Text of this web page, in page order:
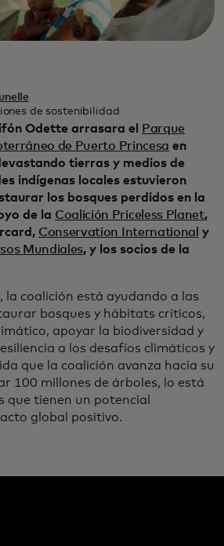
de sostenibilidad
Odette arrasara el
Parque
de Puerto Princesa en
tierras y medios de
indígenas locales estuvieron
los bosques perdidos en la
de la Coalición Priceless Planet,
Conservation International y
Mundiales, y los socios de la
la coalición está ayudando a las
bosques y hábitats críticos,
apoyar la biodiversidad y
a los desafíos climáticos y
que la coalición avanza hacia su
100 millones de árboles, lo está
que tienen un potencial
global positivo.